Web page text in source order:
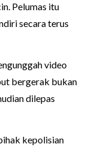
Pelumas itu
secara terus
video
bergerak bukan
dilepas
kepolisian